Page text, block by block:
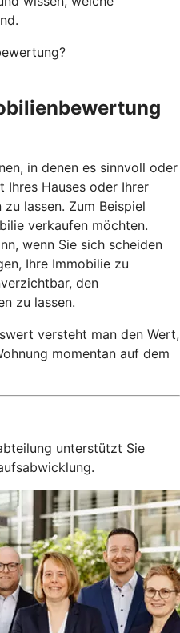
in denen es sinnvoll oder
Ihres Hauses oder Ihrer
lassen. Zum Beispiel
verkaufen möchten.
wenn Sie sich scheiden
Ihre Immobilie zu
den
zu lassen.
versteht man den Wert,
momentan auf dem
unterstützt Sie